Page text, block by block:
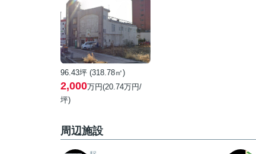
96.43坪 (318.78㎡)
2,000万円(20.74万円/
坪)
周辺施設